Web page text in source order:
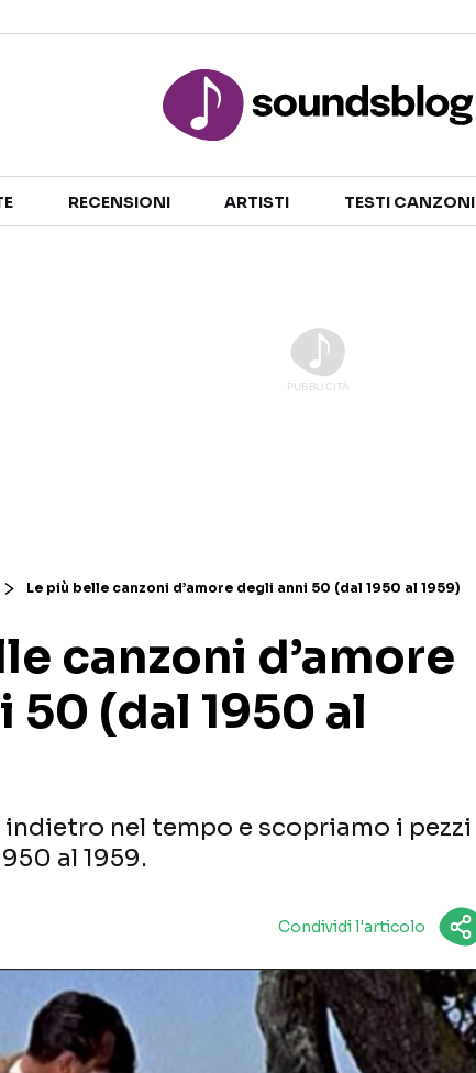
TALENT SHOW
RECENSIONI ARTISTI TESTI CANZONI
Le più belle canzoni d’amore degli anni 50 (dal 1950 al 1959)
canzoni d’amore
50 (dal 1950 al
indietro nel tempo e scopriamo i pezzi
al 1959.
Condividi l'articolo